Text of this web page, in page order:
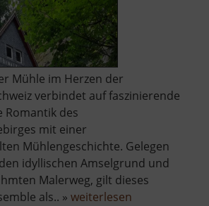
Mühle im Herzen der
verbindet auf faszinierende
Romantik des
mit einer
Mühlengeschichte. Gelegen
idyllischen Amselgrund und
Malerweg, gilt dieses
als.. » weiterlesen